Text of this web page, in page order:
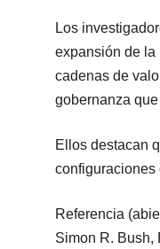
Los
expansión de la
cadenas de
gobernanza
Ellos destacan
configuraciones
Referencia
Simon R. Bush,